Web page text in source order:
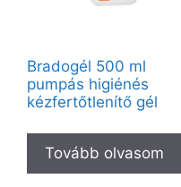
Bradogél 500 ml
pumpás higiénés
kézfertőtlenítő gél
Tovább olvasom